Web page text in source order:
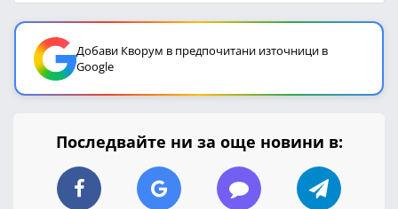
Добави Кворум в предпочитани източници в
Google
Последвайте ни за още новини в: